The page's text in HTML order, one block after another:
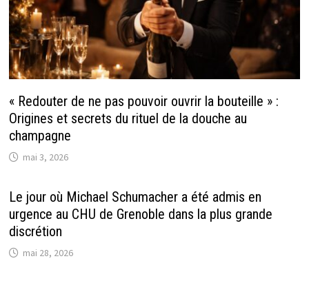
« Redouter de ne pas pouvoir ouvrir la bouteille » :
Origines et secrets du rituel de la douche au
champagne
mai 3, 2026
Le jour où Michael Schumacher a été admis en
urgence au CHU de Grenoble dans la plus grande
discrétion
mai 28, 2026